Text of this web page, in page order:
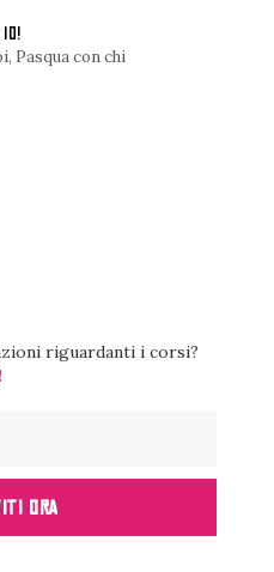
IO!
Pasqua con chi
riguardanti i corsi?
ORA